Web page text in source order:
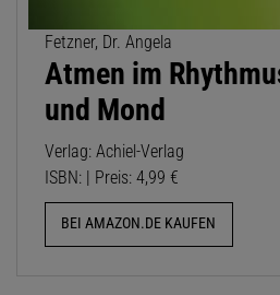
Fetzner, Dr. Angela
Atmen im
und Mond
Verlag: Achiel-Verlag
ISBN: | Preis: 4,99 €
BEI AMAZON.DE KAUFEN